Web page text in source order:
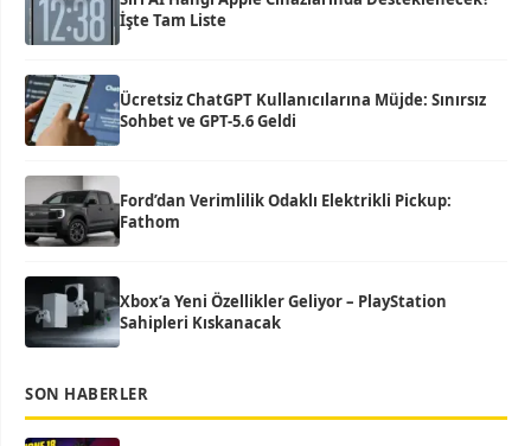
İşte Tam Liste
Ücretsiz ChatGPT Kullanıcılarına Müjde: Sınırsız
Sohbet ve GPT-5.6 Geldi
Ford’dan Verimlilik Odaklı Elektrikli Pickup:
Fathom
Xbox’a Yeni Özellikler Geliyor – PlayStation
Sahipleri Kıskanacak
SON HABERLER